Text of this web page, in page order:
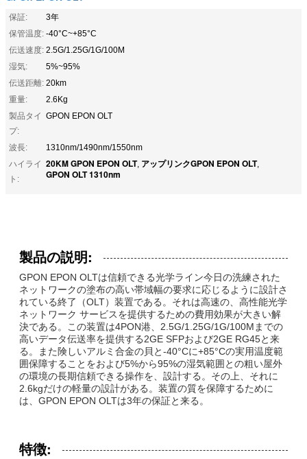
保証:
3年
保管温度: -40°C~+85°C
伝送速度: 2.5G/1.25G/1G/100M
湿気:
5%~95%
伝送距離: 20km
重量:
2.6Kg
製品タイ
プ:
GPON EPON OLT
波長:
1310nm/1490nm/1550nm
ハイライ
ト:
20KM GPON EPON OLT, アップリンクGPON EPON OLT,
GPON OLT 1310nm
製品の説明:
GPON EPON OLTは信頼できる光学ライン今日の洗練された
ネットワークの塗布の高い帯域幅の要求に応じるように設計さ
れている終了（OLT）装置である。それは高速の、高性能光学
ネットワーク サービスを提供するための費用効果が大きい解
決である。この装置は4PON港、2.5G/1.25G/1G/100Mまでの
高いデータ伝送率を提供する2GE SFPおよび2GE RG45と来
る。また険しいアルミ合金の貝と-40°Cに+85°Cの実用温度範
囲保障することをおよび5%から95%の湿気範囲との粗い屋外
の環境の長期信頼できる操作を、設計する。その上、それに
2.6kgだけの軽量の設計がある。装置の質を保障するために
は、GPON EPON OLTは3年の保証と来る。
特徴: